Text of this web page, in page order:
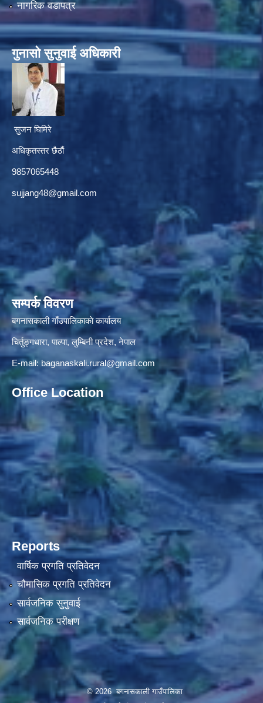
नागरिक वडापत्र
गुनासाे सुनुवाई अधिकारी
सुजन घिमिरे
अधिकृतस्तर छैठौं‌
9857065448
sujjang48@gmail.com
सम्पर्क विवरण
बगनासकाली गाँउपालिकाकाे कार्यालय
चिर्तुङ्गधारा, पाल्पा, लुम्बिनी प्रदेश, नेपाल
E-mail: baganaskali.rural@gmail.com
Office Location
Reports
वार्षिक प्रगति प्रतिवेदन
चौमासिक प्रगति प्रतिवेदन
सार्वजनिक सुनुवाई
सार्वजनिक परीक्षण
© 2026 बगनासकाली गाउँपालिका